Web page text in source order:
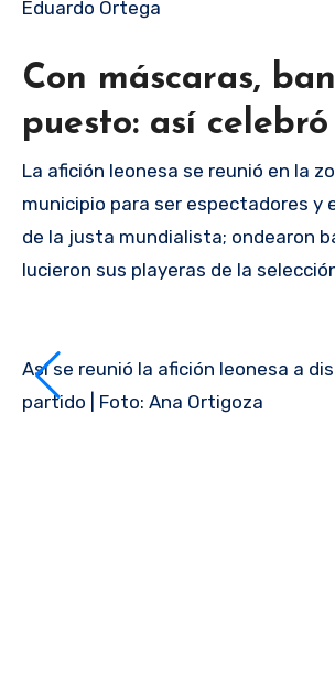
Eduardo Ortega
Con máscaras,
puesto: así
La afición leonesa se reunió en la
municipio para ser espectadores y
de la justa mundialista; ondearon
lucieron sus playeras de la
Así se reunió la afición leonesa a
partido | Foto: Ana Ortigoza